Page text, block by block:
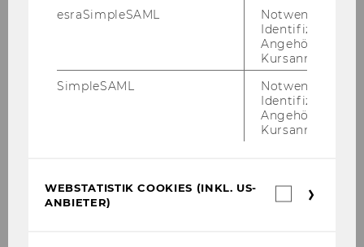
Josef Leydold
Gertraud Malsiner-Walli
Nurtai Meimanjan
esraSimpleSAML
Notwendig zur
Identifizierung
Angehörige/r für
Kursanmeldung.
SimpleSAML
Notwendig zur
Identifizierung
Angehörige/r für
Kursanmeldung.
WEBSTATISTIK COOKIES (INKL. US-
ANBIETER)